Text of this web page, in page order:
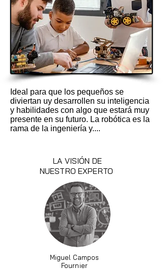
Ideal para que los pequeños se
diviertan uy desarrollen su inteligencia
y habilidades con algo que estará muy
presente en su futuro. La robótica es la
rama de la ingeniería y....
LA VISIÓN DE
NUESTRO EXPERTO
Miguel Campos
Fournier